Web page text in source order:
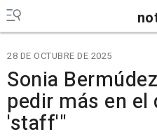
28 DE OCTUBRE DE 2025
Sonia
pedir más en el
'staff'"